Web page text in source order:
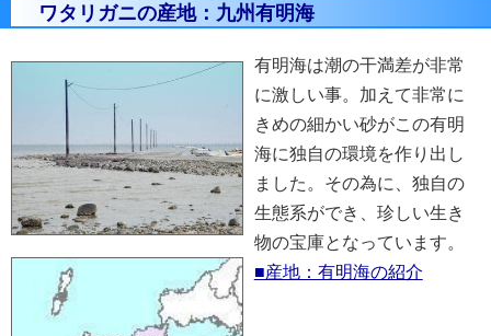
ワタリガニの産地：九州有明海
有明海は潮の干満差が非常
に激しい事。加えて非常に
きめの細かい砂がこの有明
海に独自の環境を作り出し
ました。その為に、独自の
生態系ができ、珍しい生き
物の宝庫となっています。
■産地：有明海の紹介